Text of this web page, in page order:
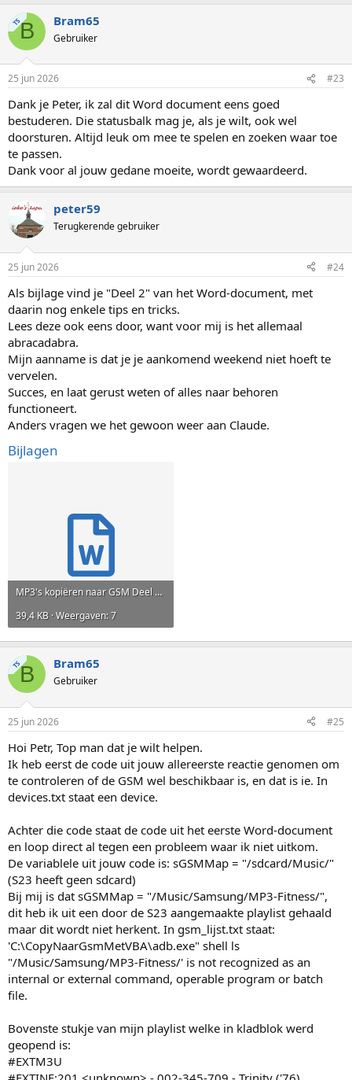
TSB Bram65
Gebruiker
25 jun 2026 #23
Dank je Peter, ik zal dit Word document eens goed
bestuderen. Die statusbalk mag je, als je wilt, ook wel
doorsturen. Altijd leuk om mee te spelen en zoeken waar toe
te passen.
Dank voor al jouw gedane moeite, wordt gewaardeerd.
peter59
Terugkerende gebruiker
25 jun 2026 #24
Als bijlage vind je "Deel 2" van het Word-document, met
daarin nog enkele tips en tricks.
Lees deze ook eens door, want voor mij is het allemaal
abracadabra.
Mijn aanname is dat je je aankomend weekend niet hoeft te
vervelen.
Succes, en laat gerust weten of alles naar behoren
functioneert.
Anders vragen we het gewoon weer aan Claude.
Bijlagen
MP3's kopiëren naar GSM Deel 2.docx
39,4 KB · Weergaven: 7
TSB Bram65
Gebruiker
25 jun 2026 #25
Hoi Petr, Top man dat je wilt helpen.
Ik heb eerst de code uit jouw allereerste reactie genomen om
te controleren of de GSM wel beschikbaar is, en dat is ie. In
devices.txt staat een device.
Achter die code staat de code uit het eerste Word-document
en loop direct al tegen een probleem waar ik niet uitkom.
De variablele uit jouw code is: sGSMMap = "/sdcard/Music/"
(S23 heeft geen sdcard)
Bij mij is dat sGSMMap = "/Music/Samsung/MP3-Fitness/",
dit heb ik uit een door de S23 aangemaakte playlist gehaald
maar dit wordt niet herkent. In gsm_lijst.txt staat:
'C:\CopyNaarGsmMetVBA\adb.exe" shell ls
"/Music/Samsung/MP3-Fitness/' is not recognized as an
internal or external command, operable program or batch
file.
Bovenste stukje van mijn playlist welke in kladblok werd
geopend is:
#EXTM3U